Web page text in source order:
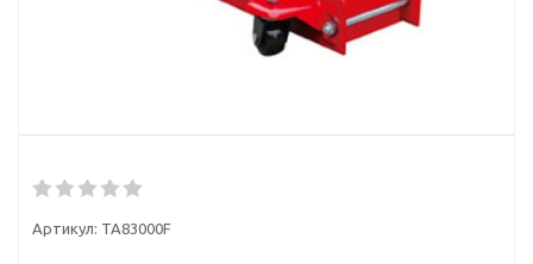
Артикул: TA83000F